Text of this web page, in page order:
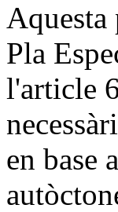
Pla
l'article
en base